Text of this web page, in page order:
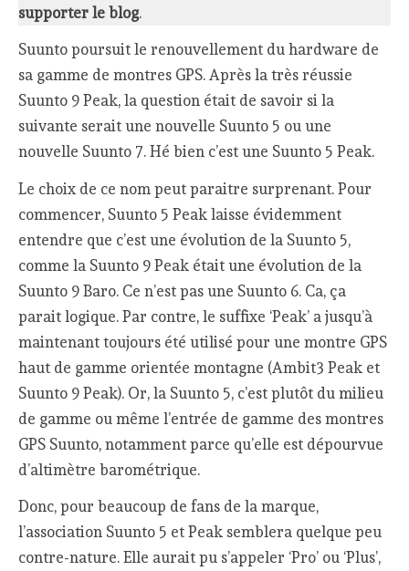
supporter le blog.
Suunto poursuit le renouvellement du hardware de
sa gamme de montres GPS. Après la très réussie
Suunto 9 Peak, la question était de savoir si la
suivante serait une nouvelle Suunto 5 ou une
nouvelle Suunto 7. Hé bien c’est une Suunto 5 Peak.
Le choix de ce nom peut paraitre surprenant. Pour
commencer, Suunto 5 Peak laisse évidemment
entendre que c’est une évolution de la Suunto 5,
comme la Suunto 9 Peak était une évolution de la
Suunto 9 Baro. Ce n’est pas une Suunto 6. Ca, ça
parait logique. Par contre, le suffixe ‘Peak’ a jusqu’à
maintenant toujours été utilisé pour une montre GPS
haut de gamme orientée montagne (Ambit3 Peak et
Suunto 9 Peak). Or, la Suunto 5, c’est plutôt du milieu
de gamme ou même l’entrée de gamme des montres
GPS Suunto, notamment parce qu’elle est dépourvue
d’altimètre barométrique.
Donc, pour beaucoup de fans de la marque,
l’association Suunto 5 et Peak semblera quelque peu
contre-nature. Elle aurait pu s’appeler ‘Pro’ ou ‘Plus’,